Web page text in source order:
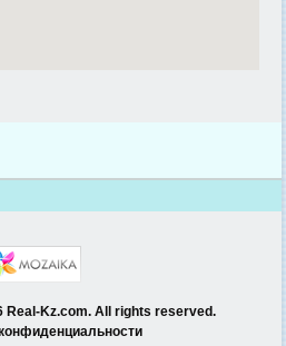
Real-Kz.com. All rights reserved.